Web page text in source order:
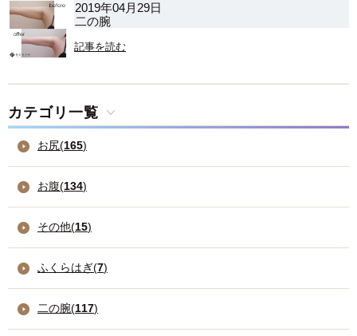
2019年04月29日
二の腕
記事を読む
カテゴリ一覧
お尻(165)
お腹(134)
その他(15)
ふくらはぎ(7)
二の腕(117)